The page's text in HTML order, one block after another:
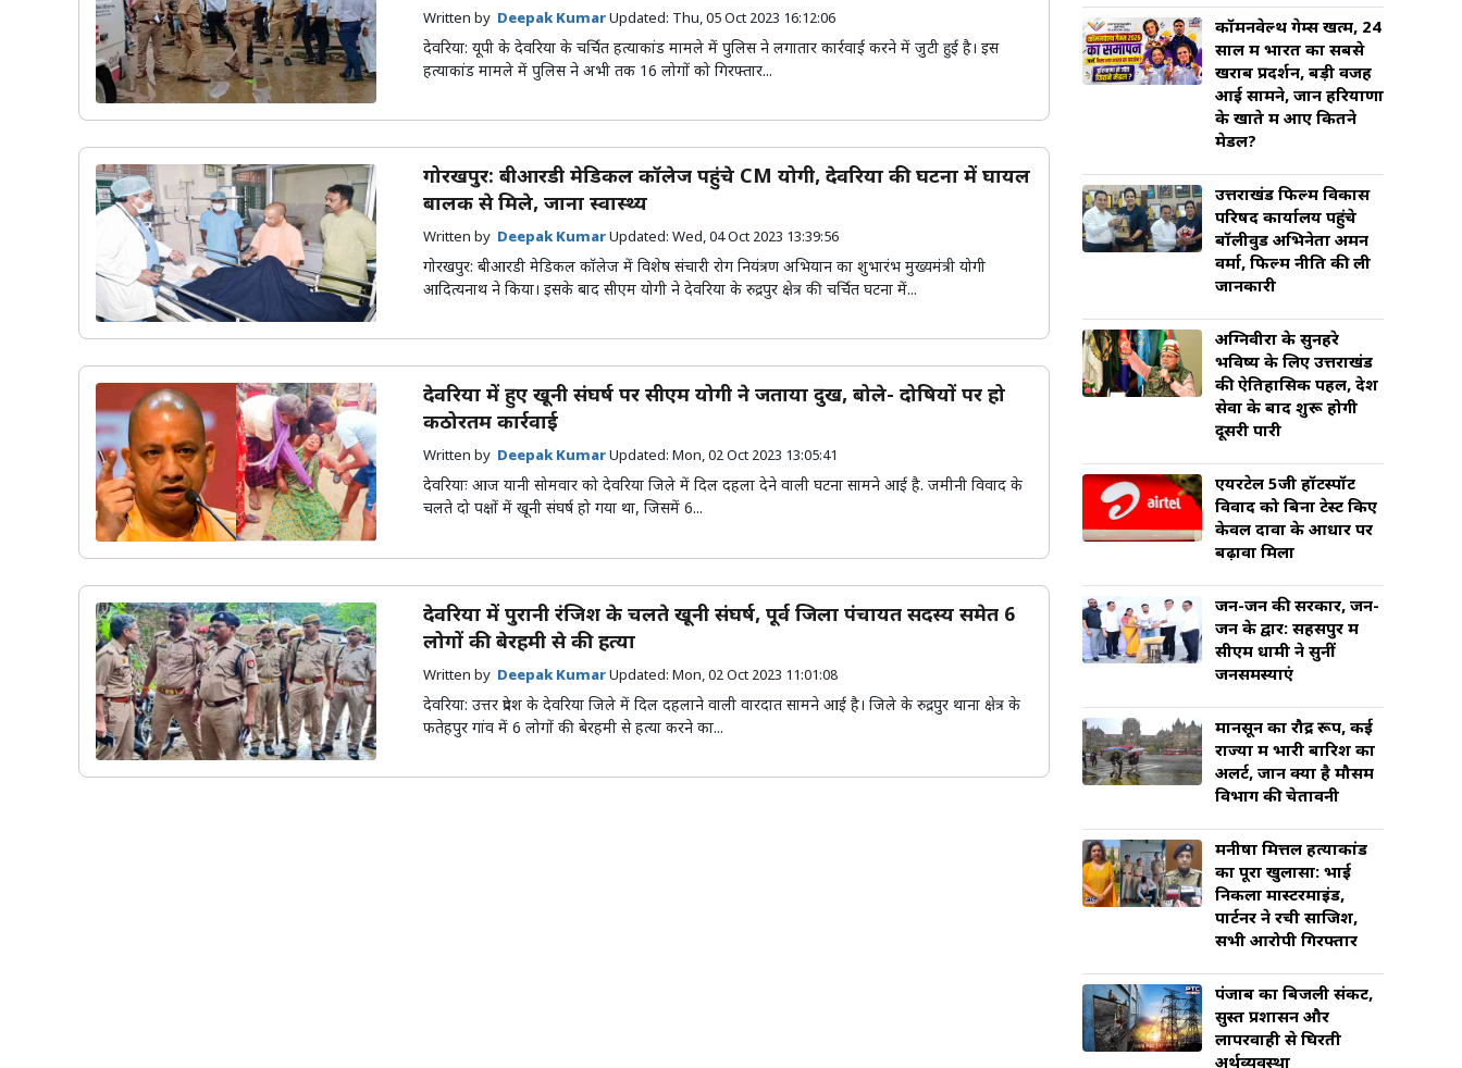
Written by Deepak KumarUpdated: Thu, 05 Oct 2023 16:12:06
देवरिया: यूपी के देवरिया के चर्चित हत्याकांड मामले में पुलिस ने लगातार कार्रवाई करने में जुटी हुई है। इस
हत्याकांड मामले में पुलिस ने अभी तक 16 लोगों को गिरफ्तार...
गोरखपुर: बीआरडी मेडिकल कॉलेज पहुंचे CM योगी, देवरिया की घटना में घायल
बालक से मिले, जाना स्वास्थ्य
Written by Deepak KumarUpdated: Wed, 04 Oct 2023 13:39:56
गोरखपुर: बीआरडी मेडिकल कॉलेज में विशेष संचारी रोग नियंत्रण अभियान का शुभारंभ मुख्यमंत्री योगी
आदित्यनाथ ने किया। इसके बाद सीएम योगी ने देवरिया के रुद्रपुर क्षेत्र की चर्चित घटना में...
देवरिया में हुए खूनी संघर्ष पर सीएम योगी ने जताया दुख, बोले- दोषियों पर हो
कठोरतम कार्रवाई
Written by Deepak KumarUpdated: Mon, 02 Oct 2023 13:05:41
देवरियाः आज यानी सोमवार को देवरिया जिले में दिल दहला देने वाली घटना सामने आई है. जमीनी विवाद के
चलते दो पक्षों में खूनी संघर्ष हो गया था, जिसमें 6...
देवरिया में पुरानी रंजिश के चलते खूनी संघर्ष, पूर्व जिला पंचायत सदस्य समेत 6
लोगों की बेरहमी से की हत्या
Written by Deepak KumarUpdated: Mon, 02 Oct 2023 11:01:08
देवरिया: उत्तर प्रदेश के देवरिया जिले में दिल दहलाने वाली वारदात सामने आई है। जिले के रुद्रपुर थाना क्षेत्र के
फतेहपुर गांव में 6 लोगों की बेरहमी से हत्या करने का...
कॉमनवेल्थ गेम्स खत्म, 24
साल में भारत का सबसे
खराब प्रदर्शन, बड़ी वजह
आई सामने, जानें हरियाणा
के खाते में आए कितने
मेडल?
उत्तराखंड फिल्म विकास
परिषद कार्यालय पहुंचे
बॉलीवुड अभिनेता अमन
वर्मा, फिल्म नीति की ली
जानकारी
अग्निवीरों के सुनहरे
भविष्य के लिए उत्तराखंड
की ऐतिहासिक पहल, देश
सेवा के बाद शुरू होगी
दूसरी पारी
एयरटेल 5जी हॉटस्पॉट
विवाद को बिना टेस्ट किए
केवल दावों के आधार पर
बढ़ावा मिला
जन-जन की सरकार, जन-
जन के द्वार: सहसपुर में
सीएम धामी ने सुनीं
जनसमस्याएं
मानसून का रौद्र रूप, कई
राज्यों में भारी बारिश का
अलर्ट, जानें क्या है मौसम
विभाग की चेतावनी
मनीषा मित्तल हत्याकांड
का पूरा खुलासा: भाई
निकला मास्टरमाइंड,
पार्टनर ने रची साजिश,
सभी आरोपी गिरफ्तार
पंजाब का बिजली संकट,
सुस्त प्रशासन और
लापरवाही से घिरती
अर्थव्यवस्था